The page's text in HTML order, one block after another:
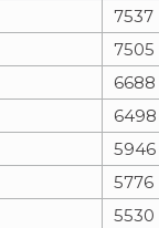
7537
7505
6688
6498
5946
5776
5530